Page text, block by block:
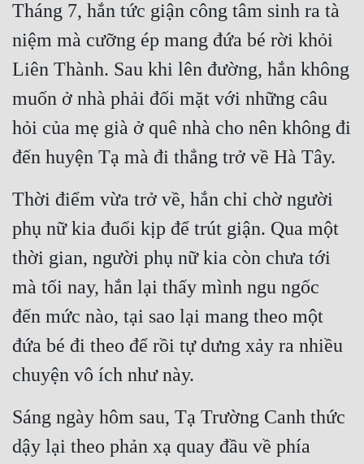
Tháng 7, hắn tức giận công tâm sinh ra tà
niệm mà cưỡng ép mang đứa bé rời khỏi
Liên Thành. Sau khi lên đường, hắn không
muốn ở nhà phải đối mặt với những câu
hỏi của mẹ già ở quê nhà cho nên không đi
đến huyện Tạ mà đi thẳng trở về Hà Tây.
Thời điểm vừa trở về, hắn chỉ chờ người
phụ nữ kia đuổi kịp để trút giận. Qua một
thời gian, người phụ nữ kia còn chưa tới
mà tối nay, hắn lại thấy mình ngu ngốc
đến mức nào, tại sao lại mang theo một
đứa bé đi theo để rồi tự dưng xảy ra nhiều
chuyện vô ích như này.
Sáng ngày hôm sau, Tạ Trường Canh thức
dậy lại theo phản xạ quay đầu về phía